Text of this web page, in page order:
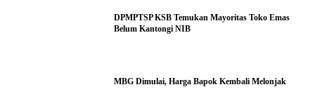
DPMPTSP KSB Temukan Mayoritas Toko Emas
Belum Kantongi NIB
MBG Dimulai, Harga Bapok Kembali Melonjak